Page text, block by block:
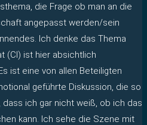
die Frage ob man an die
angepasst werden/sein
Ich denke das Thema
(CI) ist hier absichtlich
ist eine von allen Beteiligten
geführte Diskussion, die so
ich gar nicht weiß, ob ich das
kann. Ich sehe die Szene mit